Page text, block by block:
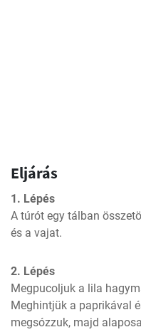
Eljárás
1. Lépés
A túrót egy tálban
és a vajat.
2. Lépés
Megpucoljuk a lila
Meghintjük a paprikával
megsózzuk, majd